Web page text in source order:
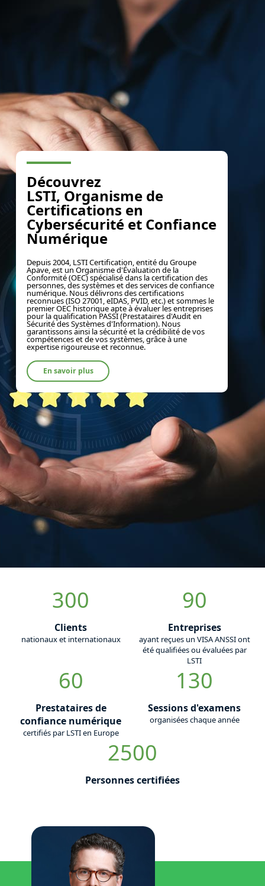
Découvrez
LSTI, Organisme de
Certifications en
Cybersécurité et Confiance
Numérique
Depuis 2004, LSTI Certification, entité du Groupe
Apave, est un Organisme d'Évaluation de la
Conformité (OEC) spécialisé dans la certification des
personnes, des systèmes et des services de confiance
numérique. Nous délivrons des certifications
reconnues (ISO 27001, eIDAS, PVID, etc.) et sommes le
premier OEC historique apte à évaluer les entreprises
pour la qualification PASSI (Prestataires d'Audit en
Sécurité des Systèmes d'Information). Nous
garantissons ainsi la sécurité et la crédibilité de vos
compétences et de vos systèmes, grâce à une
expertise rigoureuse et reconnue.
En savoir plus
300
Clients
nationaux et internationaux
90
Entreprises
ayant reçues un VISA ANSSI ont
été qualifiées ou évaluées par
LSTI
60
Prestataires de
confiance numérique
certifiés par LSTI en Europe
130
Sessions d'examens
organisées chaque année
2500
Personnes certifiées